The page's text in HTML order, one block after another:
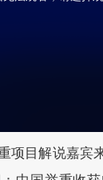
目解说嘉宾